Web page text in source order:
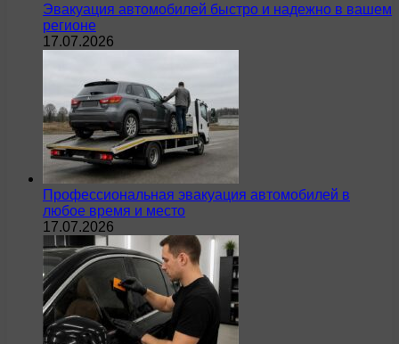
Эвакуация автомобилей быстро и надежно в вашем
регионе
17.07.2026
Профессиональная эвакуация автомобилей в
любое время и место
17.07.2026